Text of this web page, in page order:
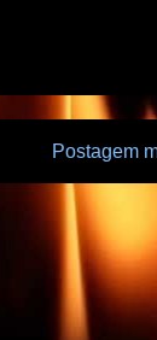
Postagem